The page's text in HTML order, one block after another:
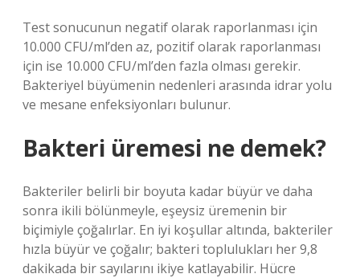
Test sonucunun negatif olarak raporlanması için
10.000 CFU/ml’den az, pozitif olarak raporlanması
için ise 10.000 CFU/ml’den fazla olması gerekir.
Bakteriyel büyümenin nedenleri arasında idrar yolu
ve mesane enfeksiyonları bulunur.
Bakteri üremesi ne demek?
Bakteriler belirli bir boyuta kadar büyür ve daha
sonra ikili bölünmeyle, eşeysiz üremenin bir
biçimiyle çoğalırlar. En iyi koşullar altında, bakteriler
hızla büyür ve çoğalır; bakteri toplulukları her 9,8
dakikada bir sayılarını ikiye katlayabilir. Hücre